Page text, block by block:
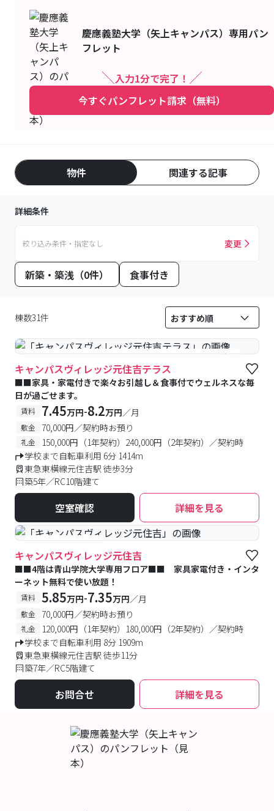
慶應義塾大学（矢上キャンパス） 専用パン
フレット
入力1分で完了！
今すぐパンフレット請求（無料）
物件 関連する記事
詳細条件
絞り込み条件・指定なし 変更
新築・築浅（0件） 食事付き
棟数31件
#食事付き #女性専用フロアあり #予約受付中 #空室待ち
キャンパスヴィレッジ元住吉テラス
■■家具・家電付きで楽々お引越し＆食事付でウェルネスな毎
日が過ごせます。
賃料 7.45万円-8.2万円／月
敷金 70,000円／契約時お預り
礼金
150,000円（1年契約）240,000円（2年契約）／契約時
学校まで自転車利用 6分 1414m
東急東横線元住吉駅 徒歩3分
築5年／RC10階建て
空室確認 詳細を見る
#女性専用フロアあり
キャンパスヴィレッジ元住吉
■■4階は青山学院大学専用フロア■■ 家具家電付き・インタ
ーネット無料で使い放題！
賃料 5.85万円-7.35万円／月
敷金 70,000円／契約時お預り
礼金
120,000円（1年契約）180,000円（2年契約）／契約時
学校まで自転車利用 8分 1909m
東急東横線元住吉駅 徒歩11分
築7年／RC5階建て
お問合せ 詳細を見る